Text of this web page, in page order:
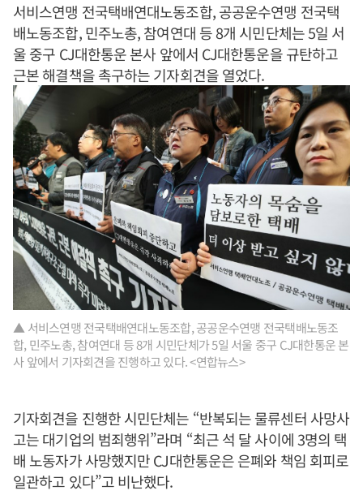
서비스연맹 전국택배연대노동조합, 공공운수연맹 전국택
배노동조합, 민주노총, 참여연대 등 8개 시민단체는 5일 서
울 중구 CJ대한통운 본사 앞에서 CJ대한통운을 규탄하고
근본 해결책을 촉구하는 기자회견을 열었다.
▲ 서비스연맹 전국택배연대노동조합, 공공운수연맹 전국택배노동조
합, 민주노총, 참여연대 등 8개 시민단체가 5일 서울 중구 CJ대한통운 본
사 앞에서 기자회견을 진행하고 있다. <연합뉴스>
기자회견을 진행한 시민단체는 “반복되는 물류센터 사망사
고는 대기업의 범죄행위”라며 “최근 석 달 사이에 3명의 택
배 노동자가 사망했지만 CJ대한통운은 은폐와 책임 회피로
일관하고 있다”고 비난했다.